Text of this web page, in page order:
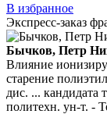
В избранное
Экспресс-заказ
Бычков, Петр
Влияние
старение
дис. ... кандидата
политехн. ун-т. -